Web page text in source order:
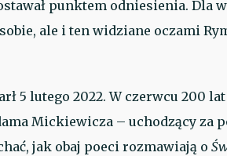
punktem odniesienia. Dla
ale i ten widziane oczami
5 lutego 2022. W czerwcu 200
Mickiewicza – uchodzący za
jak obaj poeci rozmawiają o